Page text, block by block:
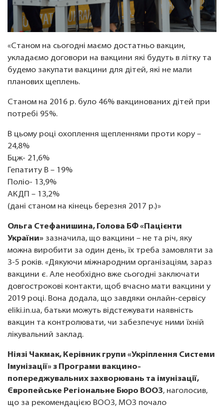
«Станом на сьогодні маємо достатньо вакцин,
укладаємо договори на вакцини які будуть в літку та
будемо закупати вакцини для дітей, які не мали
планових щеплень.
Станом на 2016 р. було 46% вакцинованих дітей при
потребі 95%.
В цьому році охоплення щепленнями проти кору –
24,8%
Бцж- 21,6%
Гепатиту В – 19%
Поліо- 13,9%
АКДП – 13,2%
(дані станом на кінець березня 2017 р.)»
Ольга Стефанишина, Голова БФ «Пацієнти
України» зазначила, що вакцини – не та річ, яку
можна виробити за один день, їх треба замовляти за
3-5 років. «Дякуючи міжнародним організаціям, зараз
вакцини є. Але необхідно вже сьогодні заключати
довгострокові контакти, щоб вчасно мати вакцини у
2019 році. Вона додала, що завдяки онлайн-сервісу
eliki.in.ua, батьки можуть відстежувати наявність
вакцин та контролювати, чи забезпечує ними їхній
лікувальний заклад.
Ніязі Чакмак, Керівник групи «Укріплення Системи
Імунізації» з Програми вакцино-
попереджувальних захворювань та імунізації,
Європейське Регіональне Бюро ВООЗ, наголосив,
що за рекомендацією ВООЗ, МОЗ почало